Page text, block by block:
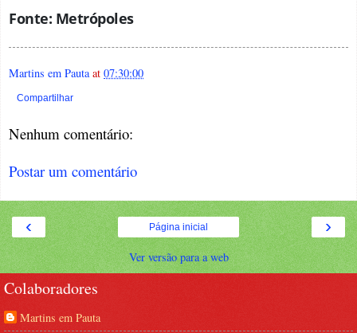
Fonte: Metrópoles
Martins em Pauta at 07:30:00
Compartilhar
Nenhum comentário:
Postar um comentário
‹ ›
Página inicial
Ver versão para a web
Colaboradores
Martins em Pauta